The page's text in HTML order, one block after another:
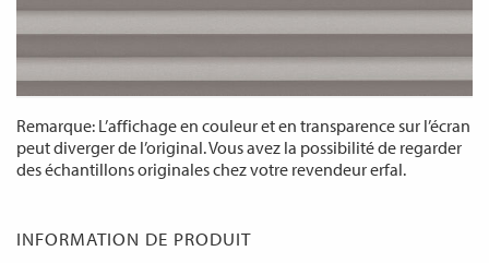
Remarque: L’affichage en couleur et en transparence sur l’écran
peut diverger de l’original. Vous avez la possibilité de regarder
des échantillons originales chez votre revendeur erfal.
INFORMATION DE PRODUIT